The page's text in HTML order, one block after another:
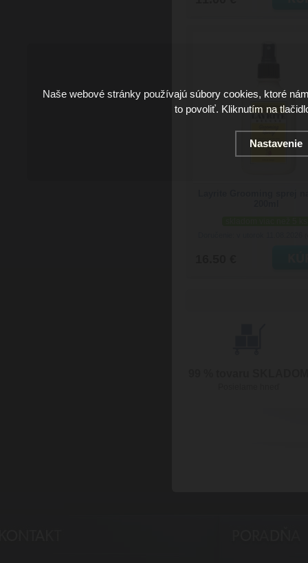
Naše webové stránky používajú súbory cookies, ktoré
to povoliť. Kliknutím na
Nastavenie